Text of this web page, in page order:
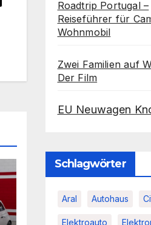
Roadtrip Portugal –
Reiseführer für
Wohnmobil
Zwei Familien auf
Der Film
EU Neuwagen
Schlagwörter
Aral Autohaus
Elektroauto